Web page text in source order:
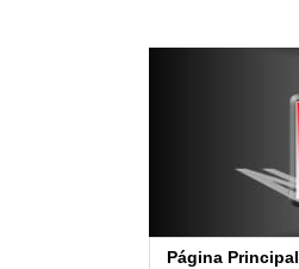
Página Principal